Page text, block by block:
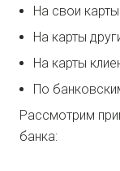
На свои
На карты
На карты
По
Рассмотрим
банка: